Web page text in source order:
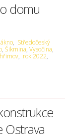
domu
, Středočeský
,Šikmina,Vysočina,
, rok 2022,
Ostrava